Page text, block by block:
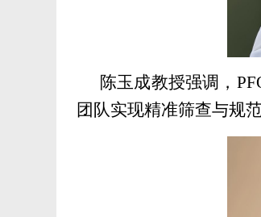
陈玉成教授强调，
团队实现精准筛查与规范